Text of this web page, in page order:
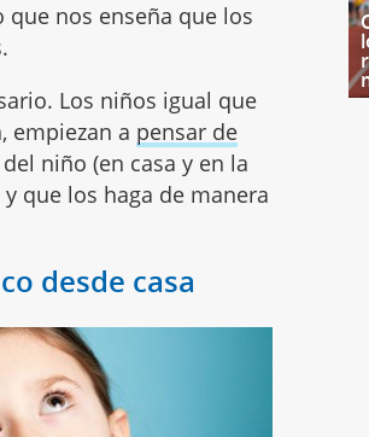
nos enseña que los
Los niños igual que
empiezan a pensar de
niño (en casa y en la
que los haga de manera
desde casa